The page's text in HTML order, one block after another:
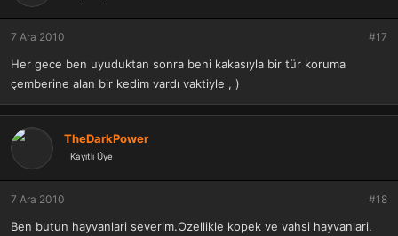
7 Ara 2010 #17
Her gece ben uyuduktan sonra beni kakasıyla bir tür koruma
çemberine alan bir kedim vardı vaktiyle , )
TheDarkPower
Kayıtlı Üye
7 Ara 2010 #18
Ben butun hayvanlari severim.Ozellikle kopek ve vahsi hayvanlari.